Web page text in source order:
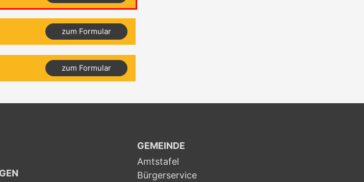
zum Formular
zum Formular
GEMEINDE
Amtstafel
Bürgerservice